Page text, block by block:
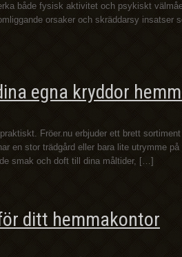
både fysisk aktivitet och psykiskt
orsaker och skräddarsy insatser
egna kryddor
Fröer.nu erbjuder ett brett
en stor trädgård eller bara lite utrymme
smak och doft till dina måltider, […]
ditt hemmakontor